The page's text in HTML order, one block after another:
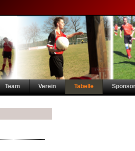
Team Verein Tabelle